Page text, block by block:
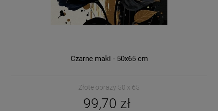
Czarne maki - 50x65 cm
Złote obrazy 50 x 65
99,70 zł